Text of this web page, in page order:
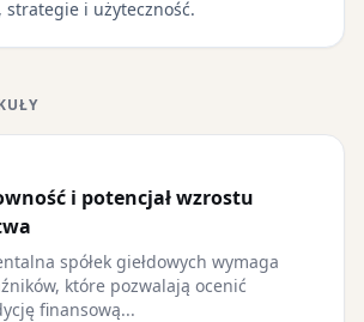
strategie i użyteczność.
i potencjał wzrostu
spółek giełdowych wymaga
które pozwalają ocenić
finansową...